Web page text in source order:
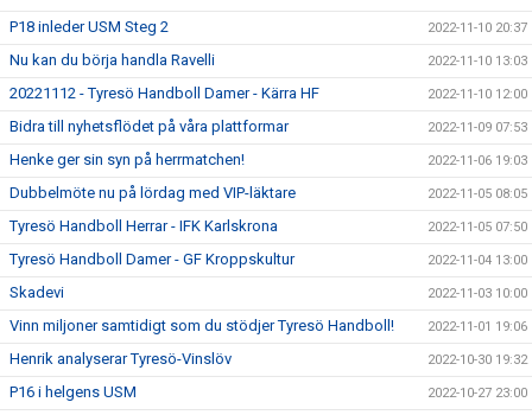
P18 inleder USM Steg 2 2022-11-10 20:37
Nu kan du börja handla Ravelli 2022-11-10 13:03
20221112 - Tyresö Handboll Damer - Kärra HF 2022-11-10 12:00
Bidra till nyhetsflödet på våra plattformar 2022-11-09 07:53
Henke ger sin syn på herrmatchen! 2022-11-06 19:03
Dubbelmöte nu på lördag med VIP-läktare 2022-11-05 08:05
Tyresö Handboll Herrar - IFK Karlskrona 2022-11-05 07:50
Tyresö Handboll Damer - GF Kroppskultur 2022-11-04 13:00
Skadevi 2022-11-03 10:00
Vinn miljoner samtidigt som du stödjer Tyresö Handboll! 2022-11-01 19:06
Henrik analyserar Tyresö-Vinslöv 2022-10-30 19:32
P16 i helgens USM 2022-10-27 23:00